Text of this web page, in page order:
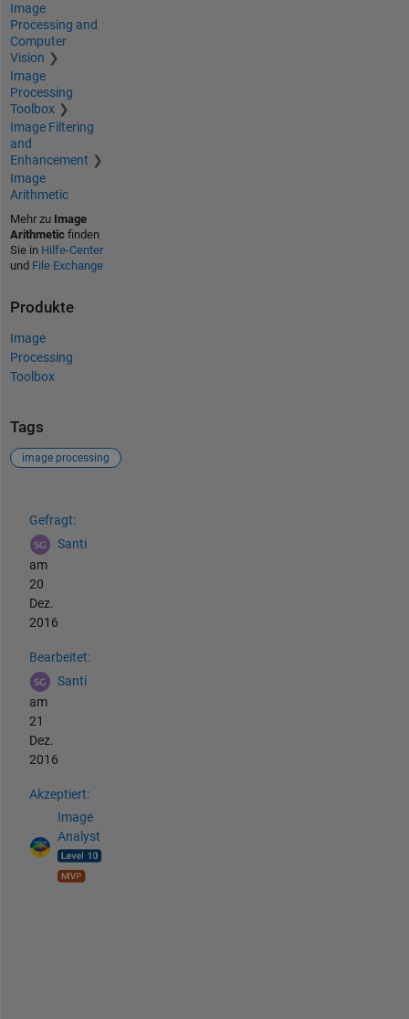
Image
Processing and
Computer
Vision
Image
Processing
Toolbox
Image Filtering
and
Enhancement
Image
Arithmetic
Mehr zu Image
Arithmeticfinden
Sie in Hilfe-Center
und File Exchange
Produkte
Image
Processing
Toolbox
Tags
image processing
Gefragt:
Santi
am
20
Dez.
2016
Bearbeitet:
Santi
am
21
Dez.
2016
Akzeptiert:
Image
Analyst